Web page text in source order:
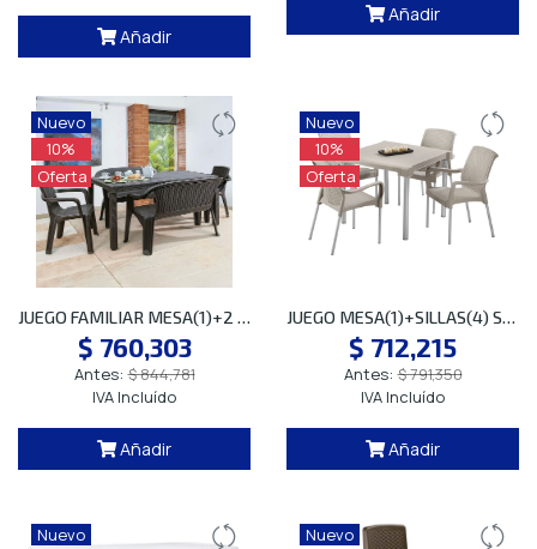
Añadir
Añadir
Nuevo
10%
Oferta
JUEGO FAMILIAR MESA(1)+2 DOBLE + 2 ETERN
$ 760,303
Antes: $ 844,781
IVA Incluído
Añadir
Nuevo
10%
Oferta
JUEGO MESA(1)+SILLAS(4) SHIA TAUPE RIMAX
$ 712,215
Antes: $ 791,350
IVA Incluído
Añadir
Nuevo
Nuevo